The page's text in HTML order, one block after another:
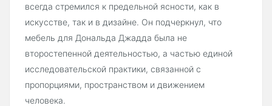
всегда стремился к предельной ясности, как в
искусстве, так и в дизайне. Он подчеркнул, что
мебель для Дональда Джадда была не
второстепенной деятельностью, а частью единой
исследовательской практики, связанной с
пропорциями, пространством и движением
человека.